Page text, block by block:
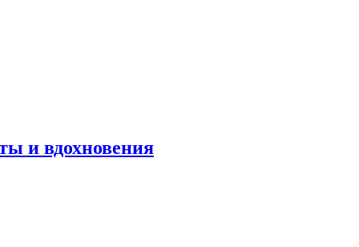
и вдохновения